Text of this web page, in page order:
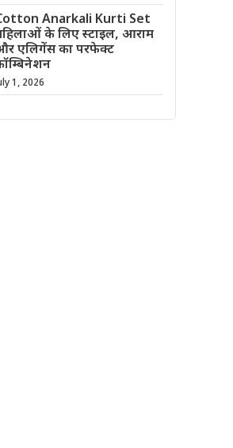
Anarkali Kurti Set
के लिए स्टाइल, आराम
एलिगेंस का परफेक्ट
1, 2026